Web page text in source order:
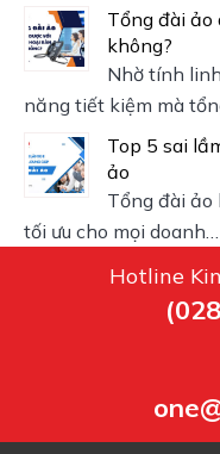
Tổng đài ảo
không?
Nhờ tính
năng tiết kiệm mà
Top 5 sai
ảo
Tổng đài ảo
tối ưu cho mọi doanh…
Hotline